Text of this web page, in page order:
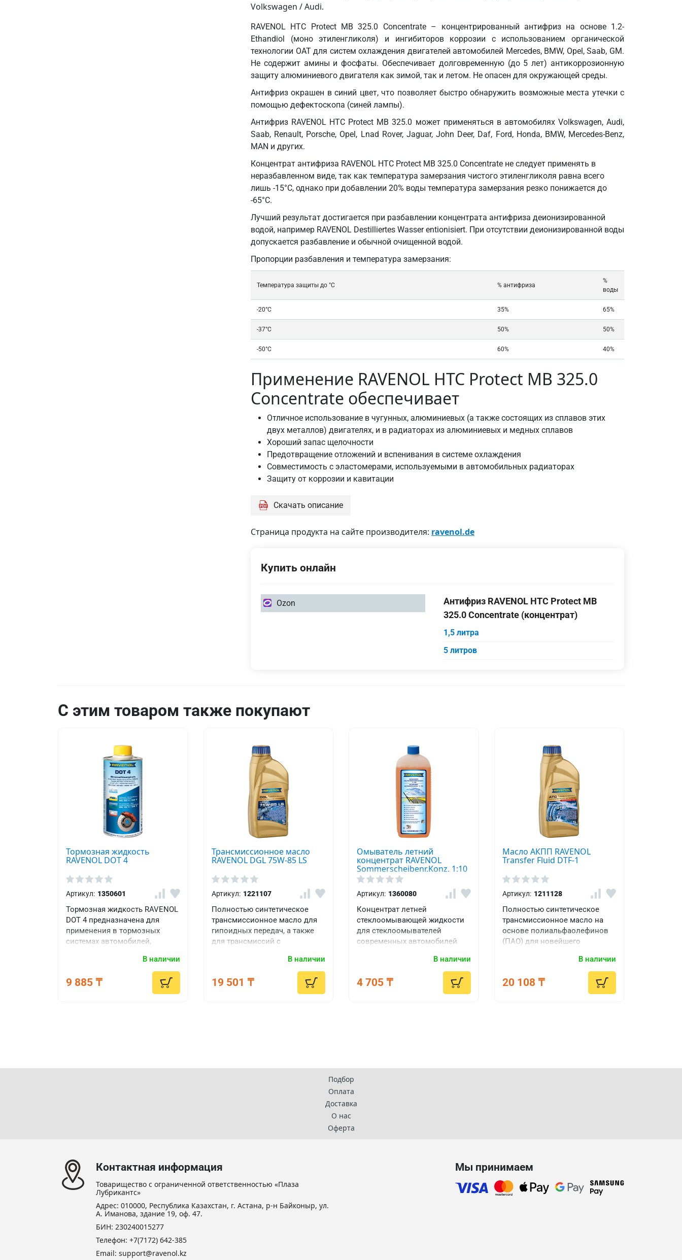
Volkswagen / Audi.
RAVENOL HTC Protect MB 325.0 Concentrate – концентрированный антифриз на основе 1.2-
Ethandiol (моно этиленгликоля) и ингибиторов коррозии с использованием органической
технологии OAT для систем охлаждения двигателей автомобилей Mercedes, BMW, Opel, Saab, GM.
Не содержит амины и фосфаты. Обеспечивает долговременную (до 5 лет) антикоррозионную
защиту алюминиевого двигателя как зимой, так и летом. Не опасен для окружающей среды.
Антифриз окрашен в синий цвет, что позволяет быстро обнаружить возможные места утечки с
помощью дефектоскопа (синей лампы).
Антифриз RAVENOL HTC Protect MB 325.0 может применяться в автомобилях Volkswagen, Audi,
Saab, Renault, Porsche, Opel, Lnad Rover, Jaguar, John Deer, Daf, Ford, Honda, BMW, Mercedes-Benz,
MAN и других.
Концентрат антифриза RAVENOL HTC Protect MB 325.0 Concentrate не следует применять в
неразбавленном виде, так как температура замерзания чистого этиленгликоля равна всего
лишь -15°С, однако при добавлении 20% воды температура замерзания резко понижается до
-65°С.
Лучший результат достигается при разбавлении концентрата антифриза деионизированной
водой, например RAVENOL Destilliertes Wasser entionisiert. При отсутствии деионизированной воды
допускается разбавление и обычной очищенной водой.
Пропорции разбавления и температура замерзания:
Температура защиты до °C % антифриза
%
воды
-20°C 35% 65%
-37°C 50% 50%
-50°C 60% 40%
Применение RAVENOL HTC Protect MB 325.0
Concentrate обеспечивает
Отличное использование в чугунных, алюминиевых (а также состоящих из сплавов этих
двух металлов) двигателях, и в радиаторах из алюминиевых и медных сплавов
Хороший запас щелочности
Предотвращение отложений и вспенивания в системе охлаждения
Совместимость с эластомерами, используемыми в автомобильных радиаторах
Защиту от коррозии и кавитации
Скачать описание
Страница продукта на сайте производителя: ravenol.de
Купить онлайн
1,5
литра
Ozon
Антифриз RAVENOL HTC Protect MB
325.0 Concentrate (концентрат)
1,5 литра
5 литров
С этим товаром также покупают
Тормозная жидкость
RAVENOL DOT 4
Артикул: 1350601
Тормозная жидкость RAVENOL
DOT 4 предназначена для
применения в тормозных
системах автомобилей,
В наличии
9 885 ₸
Трансмиссионное масло
RAVENOL DGL 75W-85 LS
Артикул: 1221107
Полностью синтетическое
трансмиссионное масло для
гипоидных передач, а также
для трансмиссий с
дифференциалами "Limited
В наличии
19 501 ₸
Омыватель летний
концентрат RAVENOL
Sommerscheibenr.Konz. 1:10
Артикул: 1360080
Концентрат летней
стеклоомывающей жидкости
для стеклоомывателей
современных автомобилей
В наличии
4 705 ₸
Масло АКПП RAVENOL
Transfer Fluid DTF-1
Артикул: 1211128
Полностью синтетическое
трансмиссионное масло на
основе полиальфаолефинов
(ПАО) для новейшего
раздаточных коробок со
присадок. Является аналогом
оригинальных жидкостей для
В наличии
20 108 ₸
Подбор
Оплата
Доставка
О нас
Оферта
Контактная информация
Товарищество с ограниченной ответственностью «Плаза
Лубрикантс»
Адрес: 010000, Республика Казахстан, г. Астана, р-н Байконыр, ул.
А. Иманова, здание 19, оф. 47.
БИН: 230240015277
Телефон: +7(7172) 642-385
Email: support@ravenol.kz
Мы принимаем